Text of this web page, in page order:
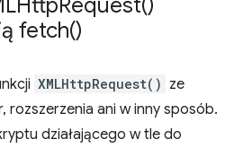
fetch()
XMLHttpRequest() ze
rozszerzenia ani w inny sposób.
działającego w tle do